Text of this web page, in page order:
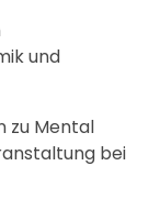
und
zu Mental
bei